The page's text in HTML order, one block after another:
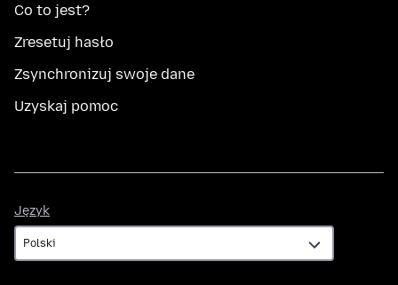
Co to jest?
Zresetuj hasło
Zsynchronizuj swoje dane
Uzyskaj pomoc
Język